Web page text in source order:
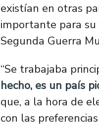
existían en otras
importante para su
Segunda Guerra
“Se trabajaba
hecho, es un país
que, a la hora de
con las